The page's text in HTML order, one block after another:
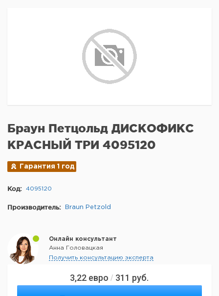
3,22 евро / 311 руб.
Браун Петцольд ДИСКОФИКС
КРАСНЫЙ ТРИ 4095120
Гарантия 1 год
Код: 4095120
Производитель: Braun Petzold
Онлайн консультант
Анна Головацкая
Получить консультацию эксперта